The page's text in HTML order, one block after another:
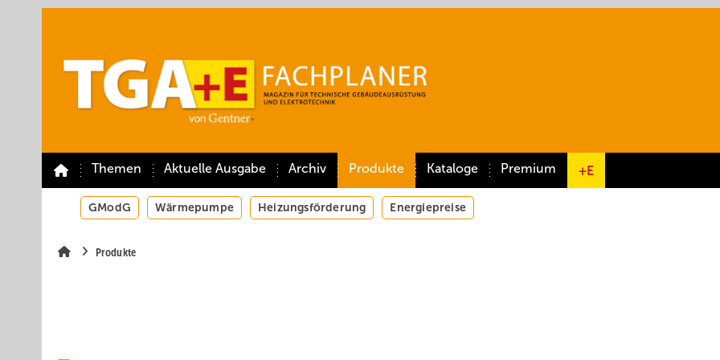
Themen Aktuelle Ausgabe Archiv Produkte Kataloge Premium +E
GModG Wärmepumpe Heizungsförderung Energiepreise
Produkte